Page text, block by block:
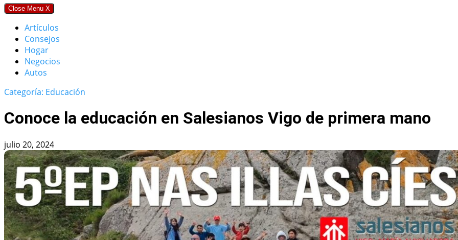
Close Menu X
Artículos
Consejos
Hogar
Negocios
Autos
Categoría: Educación
Conoce la educación en Salesianos Vigo de primera mano
julio 20, 2024